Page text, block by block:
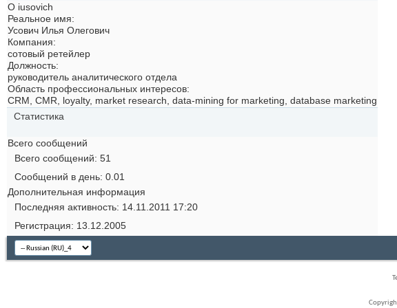
О iusovich
Реальное имя:
Усович Илья Олегович
Компания:
сотовый ретейлер
Должность:
руководитель аналитического отдела
Область профессиональных интересов:
CRM, CMR, loyalty, market research, data-mining for marketing, database marketing
Статистика
Всего сообщений
Всего сообщений 51
Сообщений в день 0.01
Дополнительная информация
Последняя активность 14.11.2011 17:20
Регистрация
13.12.2005